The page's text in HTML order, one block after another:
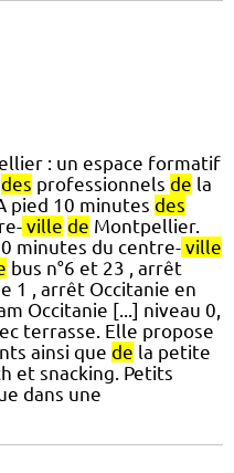
: un espace formatif
des professionnels de la
pied 10 minutes des
ville de Montpellier.
minutes du centre- ville
bus n°6 et 23 , arrêt
1 , arrêt Occitanie en
Occitanie [...] niveau 0,
terrasse. Elle propose
ainsi que de la petite
et snacking. Petits
dans une